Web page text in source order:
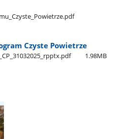
Czyste Powietrze
1.98MB